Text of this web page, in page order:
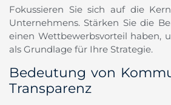
Fokussieren Sie sich auf die
Unternehmens. Stärken Sie die
einen Wettbewerbsvorteil haben,
als Grundlage für Ihre Strategie.
Bedeutung von
Transparenz